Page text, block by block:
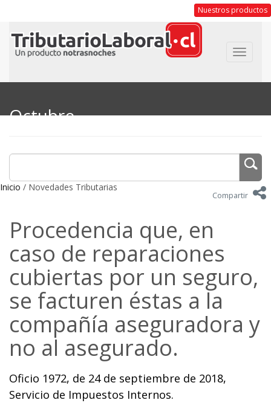
Nuestros productos
Toggle
Octubre
Inicio / Novedades Tributarias
Compartir
Procedencia que, en
caso de reparaciones
cubiertas por un seguro,
se facturen éstas a la
compañía aseguradora y
no al asegurado.
Oficio 1972, de 24 de septiembre de 2018,
Servicio de Impuestos Internos.